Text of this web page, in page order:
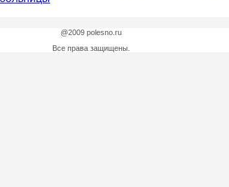
@2009 polesno.ru
Все права защищены.